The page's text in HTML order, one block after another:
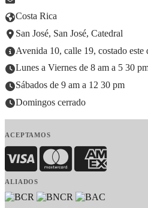
Costa Rica
San José, San José, Catedral
Avenida 10, calle 19, costado
Lunes a Viernes de 8 am a 5 30
Sábados de 9 am a 12 30 pm
Domingos cerrado
ACEPTAMOS
Visa MasterCardAmerican
ALIADOS